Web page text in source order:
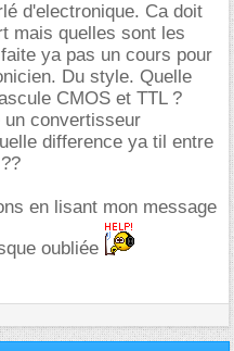
d'electronique. Ca doit
mais quelles sont les
ya pas un cours pour
Du style. Quelle
CMOS et TTL ?
convertisseur
difference ya til entre
en lisant mon message
oubliée